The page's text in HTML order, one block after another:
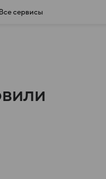
Все сервисы